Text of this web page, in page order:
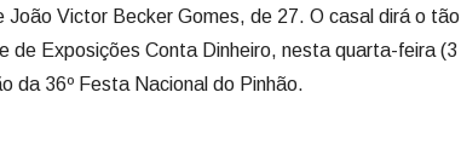
João Victor Becker Gomes, de 27. O casal dirá o tão
de Exposições Conta Dinheiro, nesta quarta-feira (3
da 36º Festa Nacional do Pinhão.